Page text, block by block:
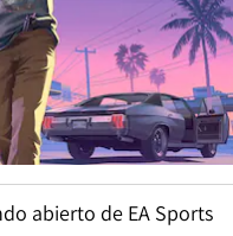
abierto de EA Sports